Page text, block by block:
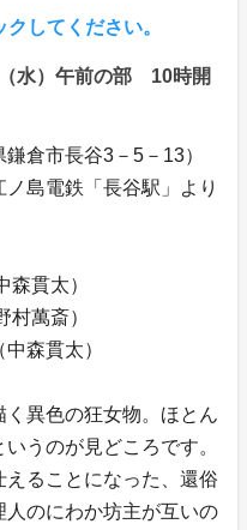
してください。
水）午前の部 10時開
倉市長谷3－5－13）
島電鉄「長谷駅」より
森貫太）
村萬斎）
森貫太）
異色の狂女物。ほとん
うのが見どころです。
ることになった、還俗
人のにわか坊主が互いの